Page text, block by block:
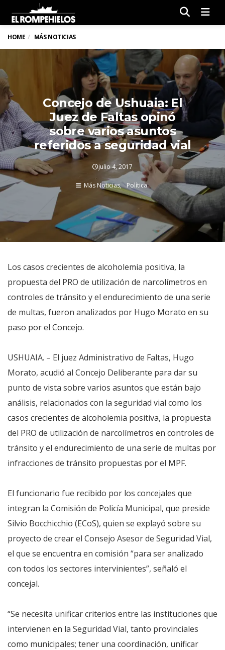
HOME MÁS NOTICIAS
Concejo de Ushuaia: El
Juez de Faltas opinó
sobre varios asuntos
referidos a seguridad vial
julio 4, 2017
Más Noticias Política
Los casos crecientes de alcoholemia positiva, la
propuesta del PRO de utilización de narcolímetros en
controles de tránsito y el endurecimiento de una serie
de multas, fueron analizados por Hugo Morato en su
paso por el Concejo.
USHUAIA. – El juez Administrativo de Faltas, Hugo
Morato, acudió al Concejo Deliberante para dar su
punto de vista sobre varios asuntos que están bajo
análisis, relacionados con la seguridad vial como los
casos crecientes de alcoholemia positiva, la propuesta
del PRO de utilización de narcolímetros en controles de
tránsito y el endurecimiento de una serie de multas por
infracciones de tránsito propuestas por el MPF.
El funcionario fue recibido por los concejales que
integran la Comisión de Policía Municipal, que preside
Silvio Bocchicchio (ECoS), quien se explayó sobre su
proyecto de crear el Consejo Asesor de Seguridad Vial,
el que se encuentra en comisión “para ser analizado
con todos los sectores intervinientes”, señaló el
concejal.
“Se necesita unificar criterios entre las instituciones que
intervienen en la Seguridad Vial, tanto provinciales
como municipales; tener una coordinación, unificar